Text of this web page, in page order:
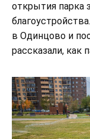
открытия парка
в Одинцово и
рассказали, как